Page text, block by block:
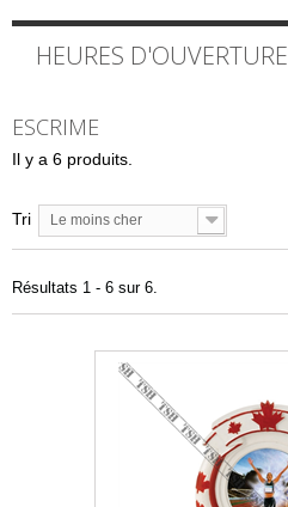
HEURES D'OUVERTURE
ESCRIME
Il y a 6 produits.
Tri Le moins cher
Résultats 1 - 6 sur 6.